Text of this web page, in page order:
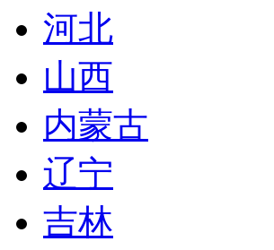
河北
山西
内蒙古
辽宁
吉林